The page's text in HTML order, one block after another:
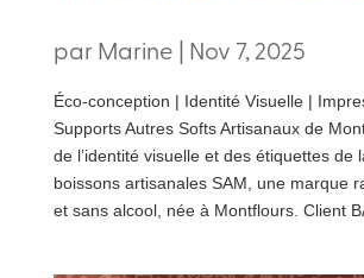
parMarine | Nov 7, 2025
Éco-conception | Identité Visuelle |
Supports Autres Softs Artisanaux de
de l’identité visuelle et des étiquettes de
boissons artisanales SAM, une marque
et sans alcool, née à Montflours. Client